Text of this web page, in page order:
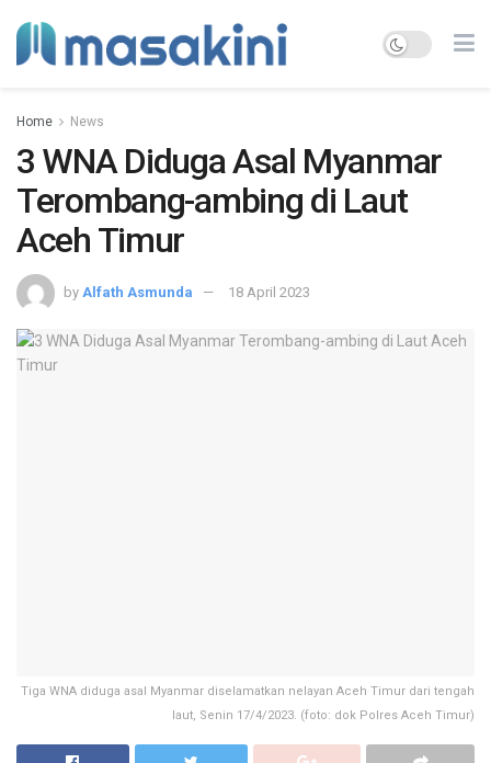
Home News
3 WNA Diduga Asal Myanmar
Terombang-ambing di Laut
Aceh Timur
by Alfath Asmunda 18 April 2023
Tiga WNA diduga asal Myanmar diselamatkan nelayan Aceh Timur dari tengah
laut, Senin 17/4/2023. (foto: dok Polres Aceh Timur)